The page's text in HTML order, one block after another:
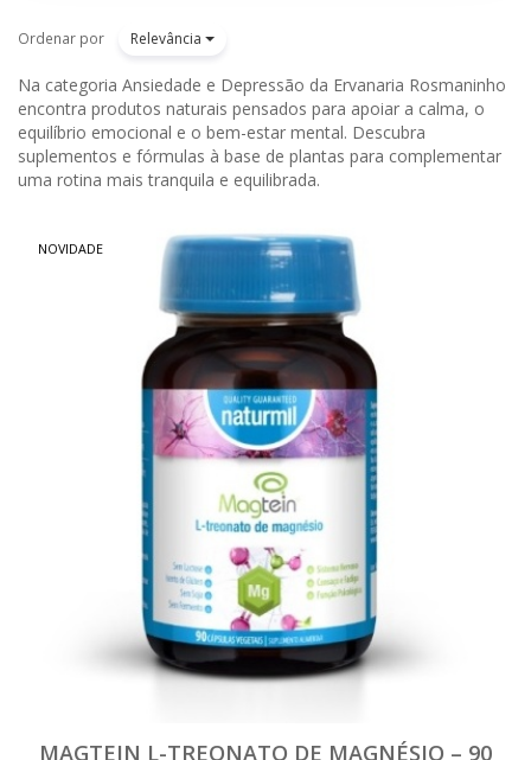
Ordenar por Relevância
Na categoria Ansiedade e Depressão da Ervanaria Rosmaninho
encontra produtos naturais pensados para apoiar a calma, o
equilíbrio emocional e o bem-estar mental. Descubra
suplementos e fórmulas à base de plantas para complementar
uma rotina mais tranquila e equilibrada.
NOVIDADE
MAGTEIN L-TREONATO DE MAGNÉSIO – 90